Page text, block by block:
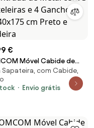
€
Móvel Cabide de
de Metal com 3
e 4 Ganchos
cm Preto e Madeira
Sapateira, com Cabide,
Envio grátis